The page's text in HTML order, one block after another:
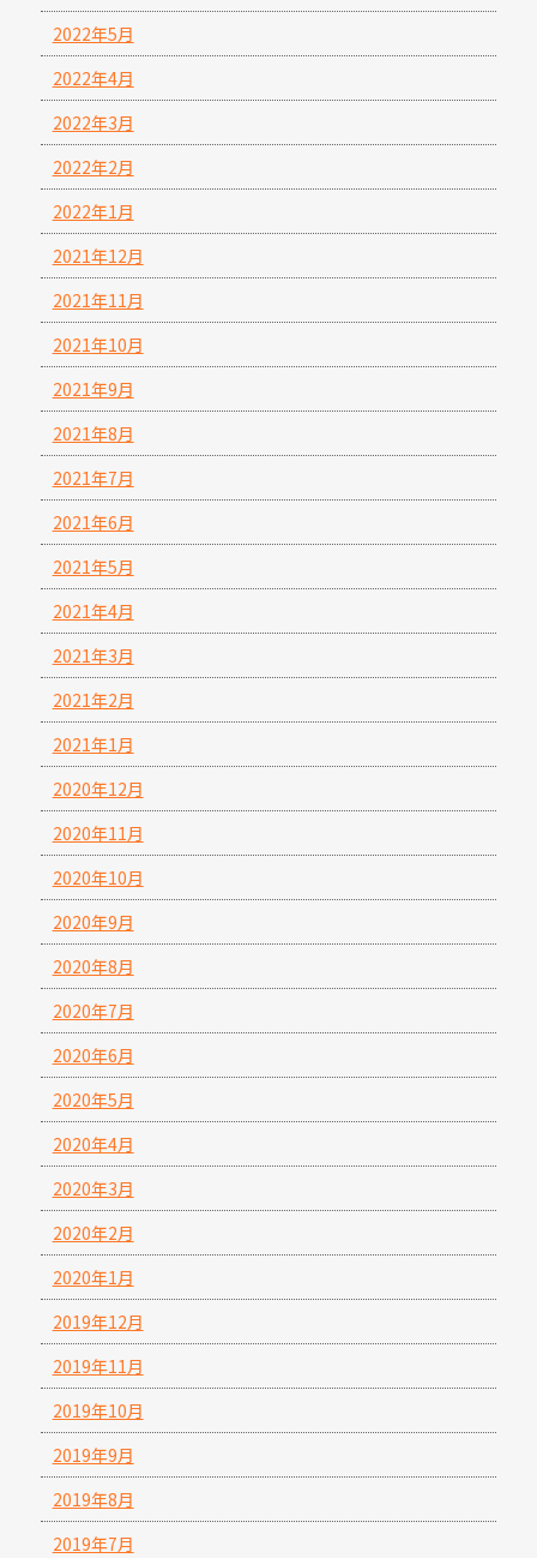
2022年5月
2022年4月
2022年3月
2022年2月
2022年1月
2021年12月
2021年11月
2021年10月
2021年9月
2021年8月
2021年7月
2021年6月
2021年5月
2021年4月
2021年3月
2021年2月
2021年1月
2020年12月
2020年11月
2020年10月
2020年9月
2020年8月
2020年7月
2020年6月
2020年5月
2020年4月
2020年3月
2020年2月
2020年1月
2019年12月
2019年11月
2019年10月
2019年9月
2019年8月
2019年7月